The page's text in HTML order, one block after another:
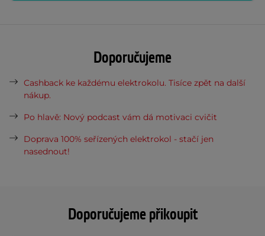
Doporučujeme přikoupit
Doporučujeme
Cashback ke každému elektrokolu. Tisíce zpět na další
nákup.
Po hlavě: Nový podcast vám dá motivaci cvičit
Doprava 100% seřízených elektrokol - stačí jen
nasednout!